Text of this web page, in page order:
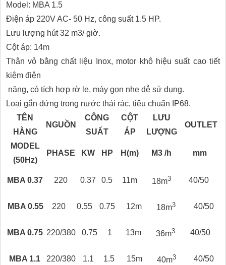
Model: MBA 1.5
Điện áp 220V AC- 50 Hz, công suất 1.5 HP.
Lưu lượng hút 32 m3/ giờ.
Cột áp: 14m
Thân vỏ bằng chất liệu Inox, motor khô hiệu suất cao tiết
kiệm điện
năng, có tích hợp rờ le, máy gọn nhẹ dễ sử dụng.
Loại gắn đứng trong nước thải rác, tiêu chuẩn IP68.
TÊN
HÀNG
NGUỒN
CÔNG
SUẤT
CỘT
ÁP
LƯU
LƯỢNG
OUTLET
MODEL
(50Hz)
PHASE KW HP H(m) M3 /h mm
MBA 0.37 220 0.37 0.5 11m 18m3 40/50
MBA 0.55 220 0.55 0.75 12m 18m3 40/50
MBA 0.75 220/380 0.75 1 13m 36m3 40/50
MBA 1.1 220/380 1.1 1.5 15m 40m3 40/50